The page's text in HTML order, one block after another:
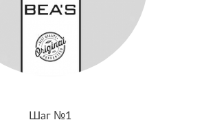
Шаг №1